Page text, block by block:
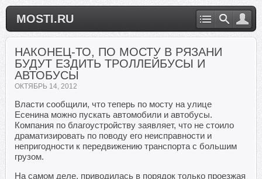
MOSTI.RU
НАКОНЕЦ-ТО, ПО МОСТУ В РЯЗАНИ
БУДУТ ЕЗДИТЬ ТРОЛЛЕЙБУСЫ И
АВТОБУСЫ
ОКТЯБРЬ 14, 2012
Власти сообщили, что теперь по мосту на улице
Есенина можно пускать автомобили и автобусы.
Компания по благоустройству заявляет, что не стоило
драматизировать по поводу его неисправности и
непригодности к передвижению транспорта с большим
грузом.
На самом деле, приводилась в порядок только проезжая